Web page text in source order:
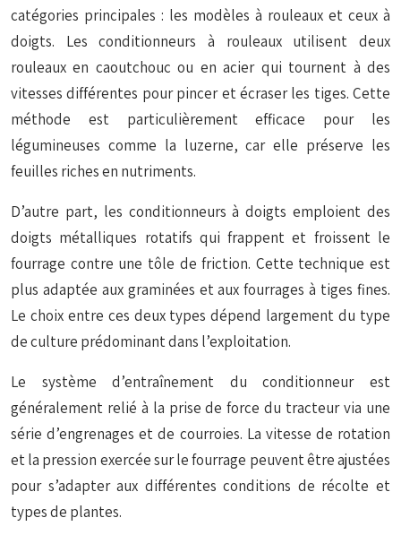
catégories principales : les modèles à rouleaux et ceux à
doigts. Les conditionneurs à rouleaux utilisent deux
rouleaux en caoutchouc ou en acier qui tournent à des
vitesses différentes pourpincer et écraserles tiges. Cette
méthode est particulièrement efficace pour les
légumineuses comme la luzerne, car elle préserve les
feuilles riches en nutriments.
D’autre part, les conditionneurs à doigts emploient des
doigts métalliques rotatifs quifrappent et froissent le
fourrage contre une tôle de friction. Cette technique est
plus adaptée aux graminées et aux fourrages à tiges fines.
Le choix entre ces deux types dépend largement du type
de culture prédominant dans l’exploitation.
Le système d’entraînement du conditionneur est
généralement relié à la prise de force du tracteur via une
série d’engrenages et de courroies. La vitesse de rotation
et la pression exercée sur le fourrage peuvent être ajustées
pour s’adapter aux différentes conditions de récolte et
types de plantes.